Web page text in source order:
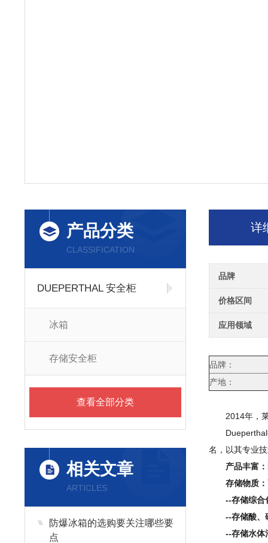
产品分类
CLASSIFICATION
DUEPERTHAL 安全柜
冰箱
存储安全柜
查看全部分类
相关文章
ARTICLES
防爆冰箱的选购要关注哪些要
点
详
品牌
价格区间
应用领域
品牌：
产地：
2014年，莱
Dueperthal德
名，以其专业
产品丰富：
存储物质：
--存储综合
--存储酸、
--存储水体